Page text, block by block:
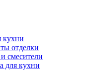
кухни
отделки
смесители
для кухни